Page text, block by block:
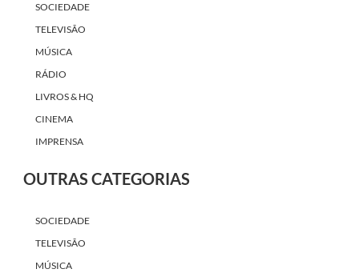
SOCIEDADE
TELEVISÃO
MÚSICA
RÁDIO
LIVROS & HQ
CINEMA
IMPRENSA
OUTRAS CATEGORIAS
SOCIEDADE
TELEVISÃO
MÚSICA